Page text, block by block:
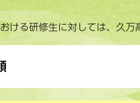
ける研修生に対しては、久